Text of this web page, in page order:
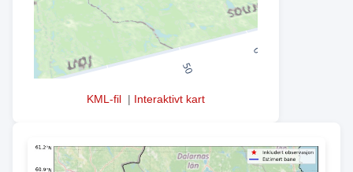
KML-fil | Interaktivt kart